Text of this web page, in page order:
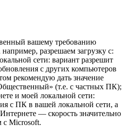
вашему требованию
разрешаем загрузку с:
сети: вариант разрешит
с других компьютеров
рекомендую дать значение
(т.е. с частных ПК);
и моей локальной сети:
с ПК в вашей локальной сети, а
— скорость значительно
с Microsoft.